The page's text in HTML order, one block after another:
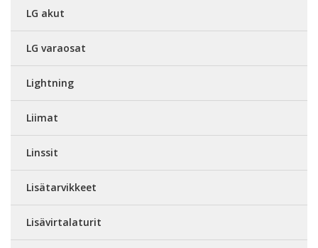
LG akut
LG varaosat
Lightning
Liimat
Linssit
Lisätarvikkeet
Lisävirtalaturit